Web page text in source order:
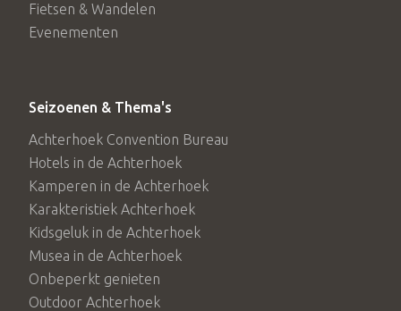
Fietsen & Wandelen
Evenementen
Seizoenen & Thema's
Achterhoek Convention Bureau
Hotels in de Achterhoek
Kamperen in de Achterhoek
Karakteristiek Achterhoek
Kidsgeluk in de Achterhoek
Musea in de Achterhoek
Onbeperkt genieten
Outdoor Achterhoek